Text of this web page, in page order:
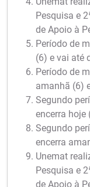
Pesquisa e
de Apoio à
Período de
(6) e vai até
Período de
amanhã (6)
Segundo
encerra hoje
Segundo
encerra
Unemat
Pesquisa e
de Apoio à